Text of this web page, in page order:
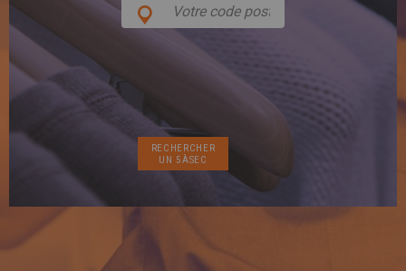
Français
GEORGIA
English
ქართული
English
HUNGARY
English
Spanish
SAUDI ARABIA
English